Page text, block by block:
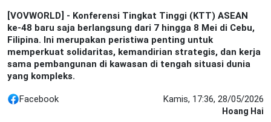
[VOVWORLD] - Konferensi Tingkat Tinggi (KTT) ASEAN
ke-48 baru saja berlangsung dari 7 hingga 8 Mei di Cebu,
Filipina. Ini merupakan peristiwa penting untuk
memperkuat solidaritas, kemandirian strategis, dan kerja
sama pembangunan di kawasan di tengah situasi dunia
yang kompleks.
Facebook Kamis, 17:36, 28/05/2026
Hoang Hai